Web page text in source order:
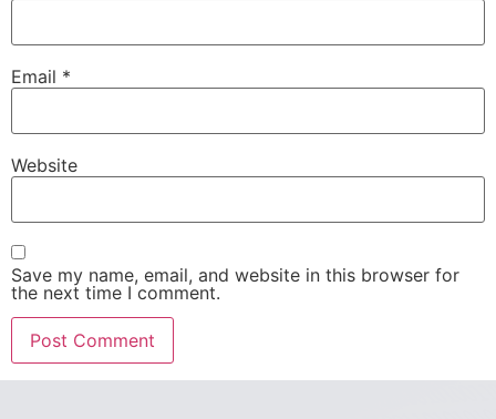
Email *
Website
Save my name, email, and website in this browser for
the next time I comment.